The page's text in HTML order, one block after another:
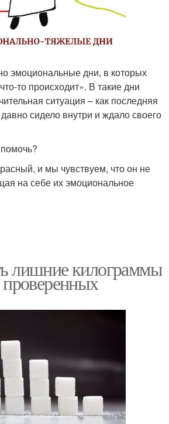
эмоциональные дни, в которых
то происходит». В такие дни
ситуация – как последняя
сидело внутри и ждало своего
и мы чувствуем, что он не
на себе их эмоциональное
лишние килограммы